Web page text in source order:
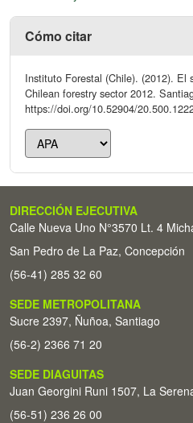
Cómo citar
Instituto Forestal (Chile). (2012). El
Chilean forestry sector 2012.
https://doi.org/10.52904/
DIRECCIÓN EJECUTIVA
Calle Nueva Uno N°3570 Lt. 4
San Pedro de La Paz, Concepción
(56-41) 285 32 60
SEDE METROPOLITANA
Sucre 2397, Ñuñoa, Santiago
(56-2) 2366 71 20
SEDE DIAGUITAS
Juan Georgini Runi 1507, La
(56-51) 236 26 00